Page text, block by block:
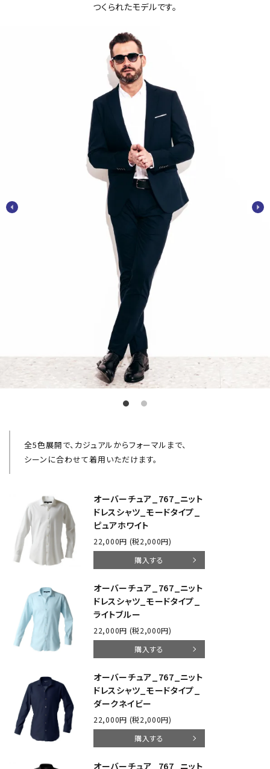
つくられたモデルです。
全5色展開で、カジュアルからフォーマルまで、
シーンに合わせて着用いただけます。
オーバーチュア_767_ニット
ドレスシャツ_モードタイプ_
ピュアホワイト
22,000円 (税2,000円)
購入する
オーバーチュア_767_ニット
ドレスシャツ_モードタイプ_
ライトブルー
22,000円 (税2,000円)
購入する
オーバーチュア_767_ニット
ドレスシャツ_モードタイプ_
ダークネイビー
22,000円 (税2,000円)
購入する
オーバーチュア_767_ニット